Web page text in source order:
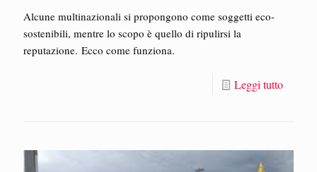
Alcune multinazionali si propongono come soggetti eco-
sostenibili, mentre lo scopo è quello di ripulirsi la
reputazione. Ecco come funziona.
Leggi tutto